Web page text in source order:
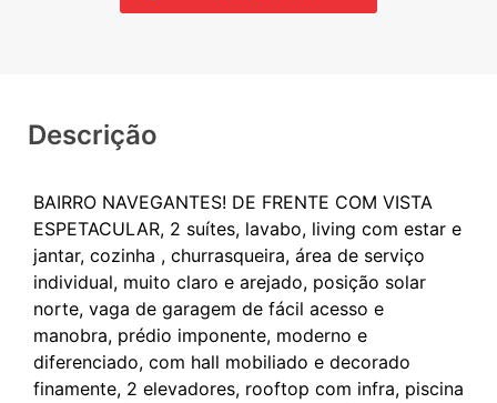
Descrição
BAIRRO NAVEGANTES! DE FRENTE COM VISTA
ESPETACULAR, 2 suítes, lavabo, living com estar e
jantar, cozinha , churrasqueira, área de serviço
individual, muito claro e arejado, posição solar
norte, vaga de garagem de fácil acesso e
manobra, prédio imponente, moderno e
diferenciado, com hall mobiliado e decorado
finamente, 2 elevadores, rooftop com infra, piscina